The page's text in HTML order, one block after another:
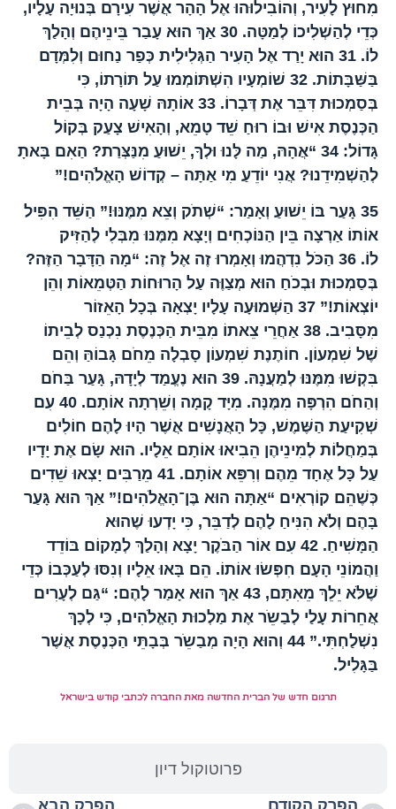
פרוטוקול דיון
מִחוּץ לָעִיר, וְהוֹבִילוּהוּ אֶל הָהָר אֲשֶׁר עִירָם בְּנוּיָה עָלָיו,
כְּדֵי לְהַשְׁלִיכוֹ לְמַטָּה. 30 אַךְ הוּא עָבַר בֵּינֵיהֶם וְהָלַךְ
לוֹ. 31 הוּא יָרַד אֶל הָעִיר הַגְּלִילִית כְּפַר נַחוּם וְלִמְּדָם
בַּשַּׁבָּתוֹת. 32 שׁוֹמְעָיו הִשְׁתּוֹמְמוּ עַל תּוֹרָתוֹ, כִּי
בְּסַמְכוּת דִּבֵּר אֶת דְּבָרוֹ. 33 אוֹתָהּ שָׁעָה הָיָה בְּבֵית
הַכְּנֶסֶת אִישׁ וּבוֹ רוּחַ שֵׁד טָמֵא, וְהָאִישׁ צָעַק בְּקוֹל
גָּדוֹל: 34 “אֲהָהּ, מַה לָּנוּ וּלְךָ, יֵשׁוּעַ מִנַּצְּרַת? הַאִם בָּאתָ
לְהַשְׁמִידֵנוּ? אֲנִי יוֹדֵעַ מִי אַתָּה – קְדוֹשׁ הָאֱלֹהִים!”
35 גָּעַר בּוֹ יֵשׁוּעַ וְאָמַר: “שְׁתֹק וְצֵא מִמֶּנּוּ!” הַשֵּׁד הִפִּיל
אוֹתוֹ אַרְצָה בֵּין הַנּוֹכְחִים וְיָצָא מִמֶּנּוּ מִבְּלִי לְהַזִּיק
לוֹ. 36 הַכֹּל נִדְהֲמוּ וְאָמְרוּ זֶה אֶל זֶה: “מָה הַדָּבָר הַזֶּה?
בְּסַמְכוּת וּבְכֹחַ הוּא מְצַוֶּה עַל הָרוּחוֹת הַטְּמֵאוֹת וְהֵן
יוֹצְאוֹת!” 37 הַשְּׁמוּעָה עָלָיו יָצְאָה בְּכָל הָאֵזוֹר
מִסָּבִיב. 38 אַחֲרֵי צֵאתוֹ מִבֵּית הַכְּנֶסֶת נִכְנַס לְבֵיתוֹ
שֶׁל שִׁמְעוֹן. חוֹתֶנֶת שִׁמְעוֹן סָבְלָה מֵחֹם גָּבוֹהַּ וְהֵם
בִּקְשׁוּ מִמֶּנּוּ לְמַעֲנָהּ. 39 הוּא נֶעֱמַד לְיָדָהּ, גָּעַר בַּחֹם
וְהַחֹם הִרְפָּה מִמֶּנָּה. מִיָּד קָמָה וְשֵׁרְתָה אוֹתָם. 40 עִם
שְׁקִיעַת הַשֶּׁמֶשׁ, כָּל הָאֲנָשִׁים אֲשֶׁר הָיוּ לָהֶם חוֹלִים
בְּמַחֲלוֹת לְמִינֵיהֶן הֵבִיאוּ אוֹתָם אֵלָיו. הוּא שָׂם אֶת יָדָיו
עַל כָּל אֶחָד מֵהֶם וְרִפֵּא אוֹתָם. 41 מֵרַבִּים יָצְאוּ שֵׁדִים
כְּשֶׁהֵם קוֹרְאִים “אַתָּה הוּא בֶּן־הָאֱלֹהִים!” אַךְ הוּא גָּעַר
בָּהֶם וְלֹא הִנִּיחַ לָהֶם לְדַבֵּר, כִּי יָדְעוּ שֶׁהוּא
הַמָּשִׁיחַ. 42 עִם אוֹר הַבֹּקֶר יָצָא וְהָלַךְ לְמָקוֹם בּוֹדֵד
וַהֲמוֹנֵי הָעָם חִפְּשׂוּ אוֹתוֹ. הֵם בָּאוּ אֵלָיו וְנִסּוּ לְעַכְּבוֹ כְּדֵי
שֶׁלֹּא יֵלֵךְ מֵאִתָּם, 43 אַךְ הוּא אָמַר לָהֶם: “גַּם לְעָרִים
אֲחֵרוֹת עָלַי לְבַשֵֹר אֶת מַלְכוּת הָאֱלֹהִים, כִּי לְכָךְ
נִשְׁלַחְתִּי.” 44 וְהוּא הָיָה מְבַשֵֹר בְּבָתֵּי הַכְּנֶסֶת אֲשֶׁר
בַּגָּלִיל.
תרגום חדש של הברית החדשה מאת החברה לכתבי קודש בישראל
הפרק הקודם הפרק הבא